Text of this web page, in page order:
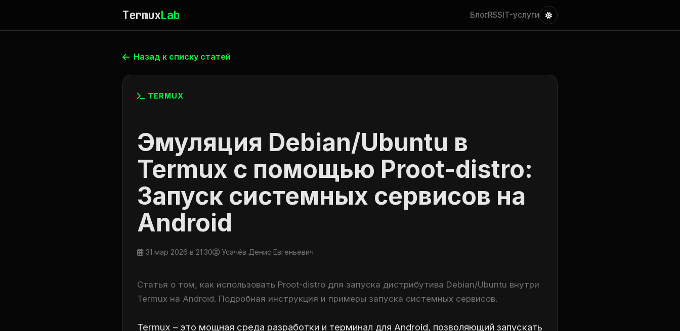
TermuxLab БлогRSSIT-услуги
Назад к списку статей
TERMUX
Эмуляция Debian/Ubuntu в
Termux с помощью Proot-distro:
Запуск системных сервисов на
Android
31 мар 2026 в 21:30 Усачёв Денис Евгеньевич
Статья о том, как использовать Proot-distro для запуска дистрибутива Debian/Ubuntu внутри
Termux на Android. Подробная инструкция и примеры запуска системных сервисов.
Termux – это мощная среда разработки и терминал для Android, позволяющий запускать